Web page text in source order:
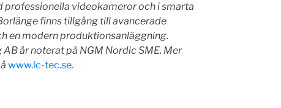
professionella videokameror och i smarta
finns tillgång till avancerade
en modern produktionsanläggning.
är noterat på NGM Nordic SME. Mer
www.lc-tec.se.